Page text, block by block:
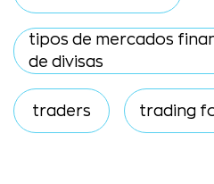
tipos de mercados
de divisas
traders trading